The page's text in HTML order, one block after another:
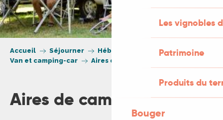
Les vignobles
Patrimoine
Produits du
Bouger
Accueil Séjourner
Hébergement
Van et camping-car
Aires de campings-car
Aires de campings-car